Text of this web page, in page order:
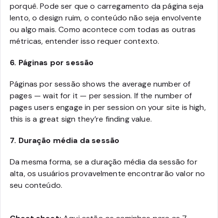
porquê. Pode ser que o carregamento da página seja
lento, o design ruim, o conteúdo não seja envolvente
ou algo mais. Como acontece com todas as outras
métricas, entender isso requer contexto.
6. Páginas por sessão
Páginas por sessão shows the average number of
pages — wait for it — per session. If the number of
pages users engage in per session on your site is high,
this is a great sign they’re finding value.
7. Duração média da sessão
Da mesma forma, se a duração média da sessão for
alta, os usuários provavelmente encontrarão valor no
seu conteúdo.